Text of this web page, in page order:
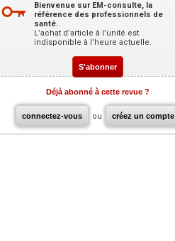
Bienvenue sur EM-consulte, la
référence des professionnels de
santé.
L’achat d’article à l’unité est
indisponible à l’heure actuelle.
S'abonner
Déjà abonné à cette revue ?
connectez-vous ou créez un compte